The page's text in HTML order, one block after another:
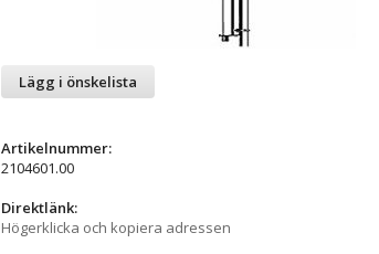
Lägg i önskelista
Artikelnummer:
2104601.00
Direktlänk:
Högerklicka och kopiera adressen